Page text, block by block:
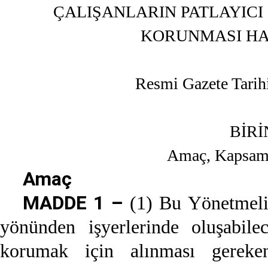
ÇALIŞANLARIN
KORUNMASI
Resmi Gazete
Amaç,
Amaç
MADDE 1 – (1) Bu
yönünden işyerlerinde
korumak için alınması